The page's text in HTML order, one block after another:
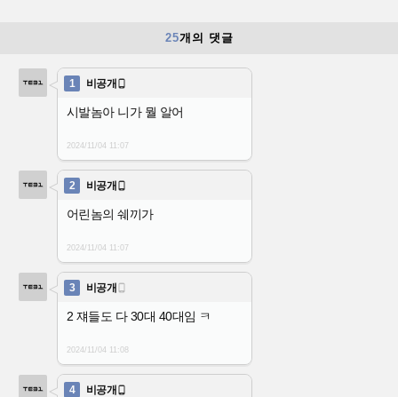
25개의 댓글
1 비공개 
시발놈아 니가 뭘 알어
2024/11/04 11:07
2 비공개 
어린놈의 쉐끼가
2024/11/04 11:07
3 비공개 
2 쟤들도 다 30대 40대임 ㅋ
2024/11/04 11:08
4 비공개 